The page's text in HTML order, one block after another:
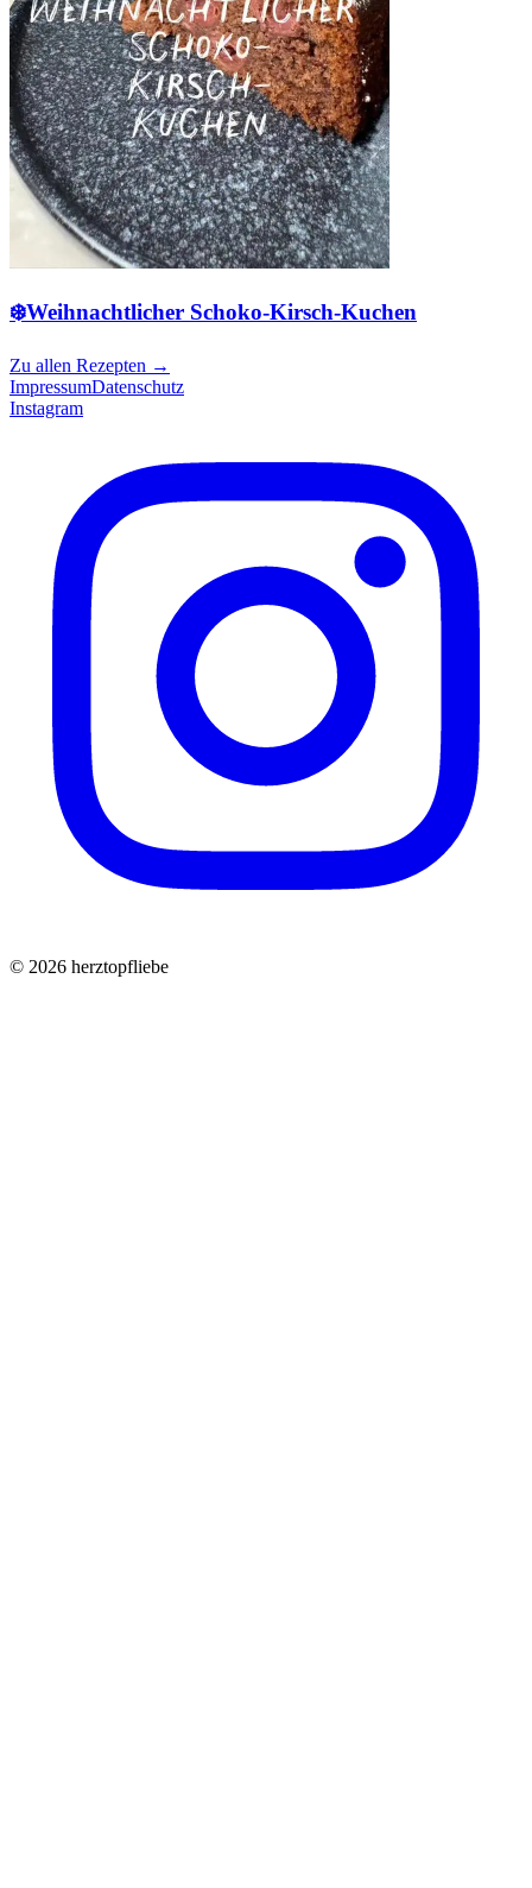
❄️Weihnachtlicher Schoko-Kirsch-Kuchen
Zu allen Rezepten →
ImpressumDatenschutz
Instagram
© 2026 herztopfliebe